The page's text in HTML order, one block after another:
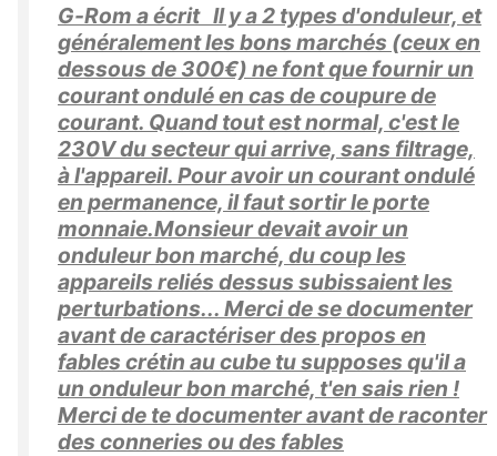
G-Rom a écrit Il y a 2 types d'onduleur, et
généralement les bons marchés (ceux en
dessous de 300€) ne font que fournir un
courant ondulé en cas de coupure de
courant. Quand tout est normal, c'est le
230V du secteur qui arrive, sans filtrage,
à l'appareil. Pour avoir un courant ondulé
en permanence, il faut sortir le porte
monnaie.Monsieur devait avoir un
onduleur bon marché, du coup les
appareils reliés dessus subissaient les
perturbations... Merci de se documenter
avant de caractériser des propos en
fables crétin au cube tu supposes qu'il a
un onduleur bon marché, t'en sais rien !
Merci de te documenter avant de raconter
des conneries ou des fables